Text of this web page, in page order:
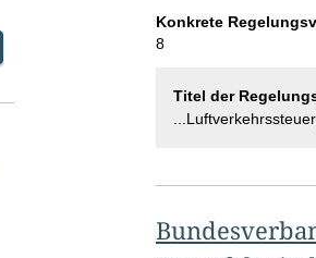
Selektion Anzahl der Mitglieder
Konkrete
8
Titel der